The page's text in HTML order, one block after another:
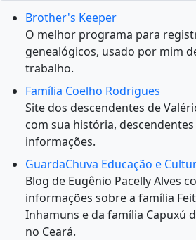
Brother's Keeper
O melhor programa para
genealógicos, usado por mim
trabalho.
Família Coelho Rodrigues
Site dos descendentes de
com sua história,
informações.
GuardaChuva Educação e
Blog de Eugênio Pacelly Alves
informações sobre a família
Inhamuns e da família Capuxú
no Ceará.